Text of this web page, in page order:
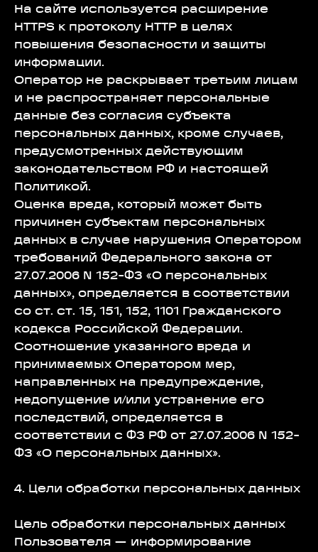
На сайте используется расширение
HTTPS к протоколу HTTP в целях
повышения безопасности и защиты
информации.
Оператор не раскрывает третьим лицам
и не распространяет персональные
данные без согласия субъекта
персональных данных, кроме случаев,
предусмотренных действующим
законодательством РФ и настоящей
Политикой.
Оценка вреда, который может быть
причинен субъектам персональных
данных в случае нарушения Оператором
требований Федерального закона от
27.07.2006 N 152-ФЗ «О персональных
данных», определяется в соответствии
со ст. ст. 15, 151, 152, 1101 Гражданского
кодекса Российской Федерации.
Соотношение указанного вреда и
принимаемых Оператором мер,
направленных на предупреждение,
недопущение и/или устранение его
последствий, определяется в
соответствии с ФЗ РФ от 27.07.2006 N 152-
ФЗ «О персональных данных».
4. Цели обработки персональных данных
Цель обработки персональных данных
Пользователя — информирование